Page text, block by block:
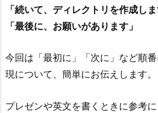
「続いて、ディレクトリを作成しま
「最後に、お願いがあります」
今回は「最初に」「次に」など順
現について、簡単にお伝えします。
プレゼンや英文を書くときに参考